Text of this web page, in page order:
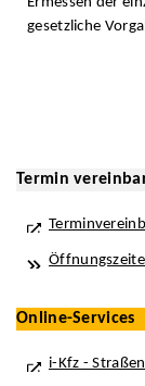
gesetzliche
Termin
Online-Services
i-Kfz -